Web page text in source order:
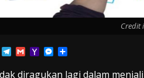
Credit
WeChatTelegram
GmailYahooMessenger
diragukan lagi dalam